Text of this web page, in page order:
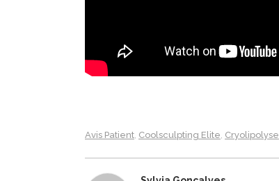
Avis Patient Coolsculpting Elite Cryolipolyse